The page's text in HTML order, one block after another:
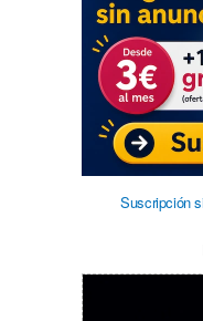
Suscripción